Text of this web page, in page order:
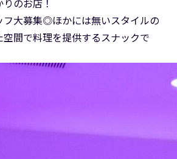
のお店！
フ大募集◎ほかには無いスタイルの
間で料理を提供するスナックで